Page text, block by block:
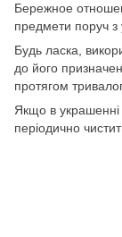
Бережное
предмети поруч з
Будь ласка,
до його
протягом
Якщо в украшенні
періодично